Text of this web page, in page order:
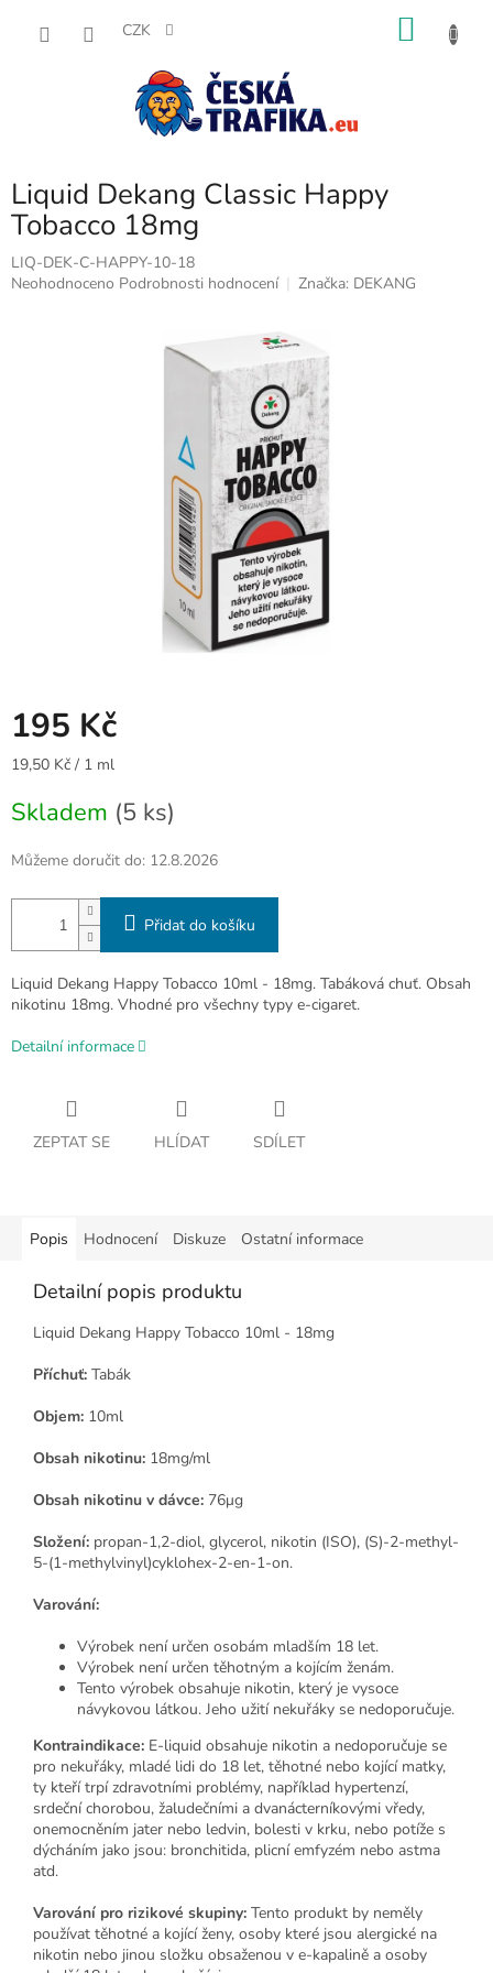
CZK
Liquid Dekang Classic Happy
Tobacco 18mg
LIQ-DEK-C-HAPPY-10-18
Průměrné
Neohodnoceno Podrobnosti hodnocení Značka: DEKANG
195 Kč
Měrná
19,50 Kč / 1 ml
Skladem (5 ks)
Můžeme doručit do: 12.8.2026
Přidat do košíku
Liquid Dekang Happy Tobacco 10ml - 18mg. Tabáková chuť. Obsah
nikotinu 18mg. Vhodné pro všechny typy e-cigaret.
Detailní informace
ZEPTAT SE HLÍDAT SDÍLET
Popis Hodnocení Diskuze Ostatní informace
Detailní popis produktu
Liquid Dekang Happy Tobacco 10ml - 18mg
Příchuť: Tabák
Objem: 10ml
Obsah nikotinu: 18mg/ml
Obsah nikotinu v dávce: 76μg
Složení: propan-1,2-diol, glycerol, nikotin (ISO), (S)-2-methyl-
5-(1-methylvinyl)cyklohex-2-en-1-on.
Varování:
Výrobek není určen osobám mladším 18 let.
Výrobek není určen těhotným a kojícím ženám.
Tento výrobek obsahuje nikotin, který je vysoce
návykovou látkou. Jeho užití nekuřáky se nedoporučuje.
Kontraindikace: E-liquid obsahuje nikotin a nedoporučuje se
pro nekuřáky, mladé lidi do 18 let, těhotné nebo kojící matky,
ty kteří trpí zdravotními problémy, například hypertenzí,
srdeční chorobou, žaludečními a dvanácterníkovými vředy,
onemocněním jater nebo ledvin, bolesti v krku, nebo potíže s
dýcháním jako jsou: bronchitida, plicní emfyzém nebo astma
atd.
Varování pro rizikové skupiny: Tento produkt by neměly
používat těhotné a kojící ženy, osoby které jsou alergické na
nikotin nebo jinou složku obsaženou v e-kapalině a osoby